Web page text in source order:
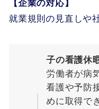
【企業の対応】
就業規則の見直しや
子の看護休
労働者が病
看護や予防
めに取得で